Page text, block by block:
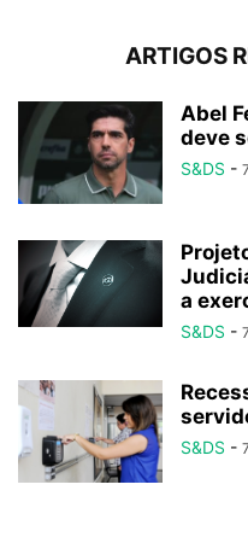
ARTIGOS
Abel
deve
S&DS -
a
S&DS -
S&DS -